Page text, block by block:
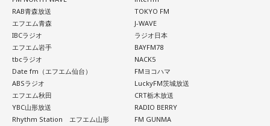
RAB青森放送
エフエム青森
IBCラジオ
エフエム岩手
tbcラジオ
Date fm（エフエム仙台）
ABSラジオ
エフエム秋田
YBC山形放送
Rhythm Station エフエム山形
TOKYO FM
J-WAVE
ラジオ日本
BAYFM78
NACK5
FMヨコハマ
LuckyFM茨城放送
CRT栃木放送
RADIO BERRY
FM GUNMA